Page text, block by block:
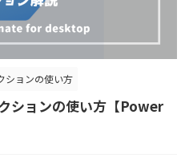
ションの使い方
ションの使い方【Power